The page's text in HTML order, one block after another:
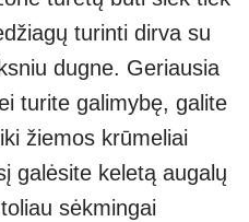
turinti dirva su
dugne. Geriausia
turite galimybę, galite
žiemos krūmeliai
galėsite keletą augalų
sėkmingai